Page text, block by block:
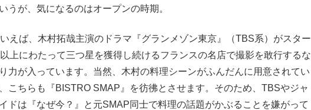
うが、気になるのはオープンの時期。
いえば、木村拓哉主演のドラマ『グランメゾン東京』（TBS系）がスター
以上にわたって三つ星を獲得し続けるフランスの名店で撮影を敢行するな
力が入っています。当然、木村の料理シーンがふんだんに用意されてい
こちらも『BISTRO SMAP』を彷彿とさせます。そのため、TBSやジャ
ドは『なぜ今？』と元SMAP同士で料理の話題がかぶることを嫌がって